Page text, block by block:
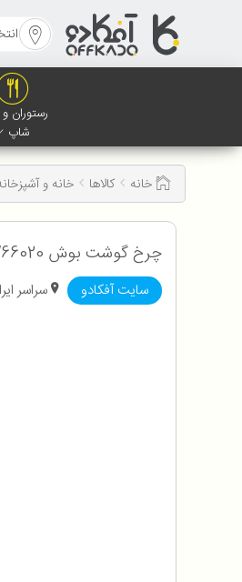
رستوران
شاپ
خانه کالاها خانه و
چرخ گوشت بوش MFW66020 با ضمانت اصالت و سلامت کالا به همراه 12 ماه گارانتی شرکتی
سایت آفکادو سراسر